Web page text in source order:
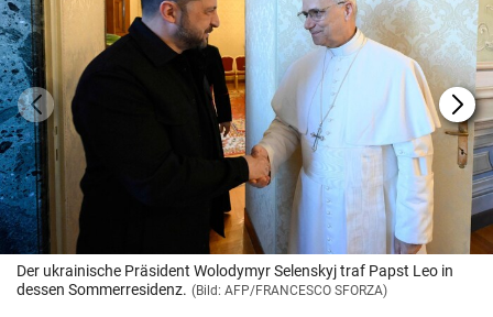
Der ukrainische Präsident Wolodymyr Selenskyj traf Papst Leo in
dessen Sommerresidenz. (Bild: AFP/FRANCESCO SFORZA)